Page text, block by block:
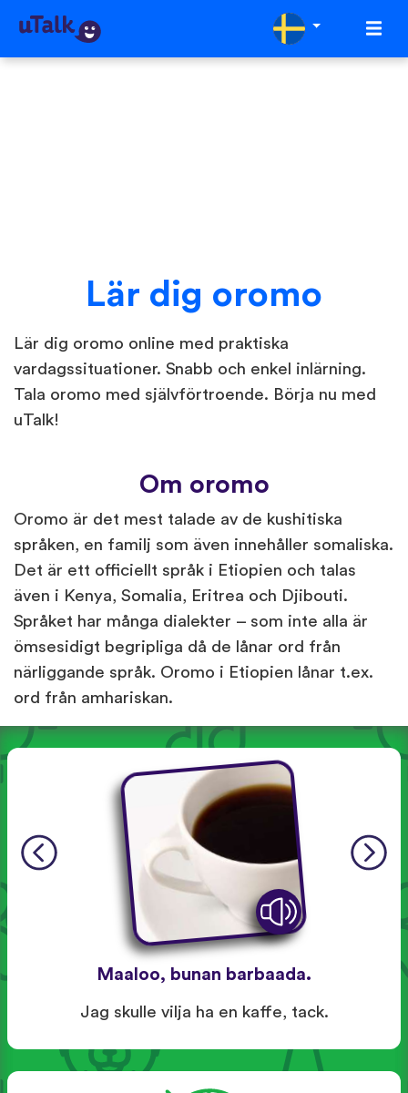
Lär dig oromo
Lär dig oromo online med praktiska
vardagssituationer. Snabb och enkel inlärning.
Tala oromo med självförtroende. Börja nu med
uTalk!
Om oromo
Oromo är det mest talade av de kushitiska
språken, en familj som även innehåller somaliska.
Det är ett officiellt språk i Etiopien och talas
även i Kenya, Somalia, Eritrea och Djibouti.
Språket har många dialekter – som inte alla är
ömsesidigt begripliga då de lånar ord från
närliggande språk. Oromo i Etiopien lånar t.ex.
ord från amhariskan.
Maaloo, bunan barbaada.
Jag skulle vilja ha en kaffe, tack.